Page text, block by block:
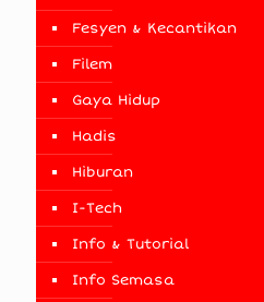
Fesyen & Kecantikan
Filem
Gaya Hidup
Hadis
Hiburan
I-Tech
Info & Tutorial
Info Semasa